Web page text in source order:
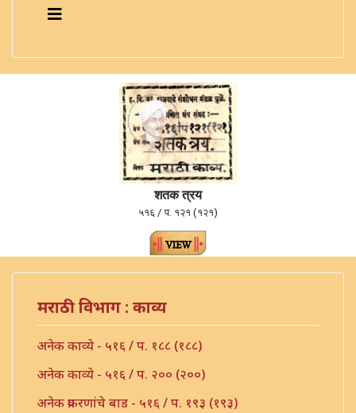
शतक त्रय
५१६ / प. १२१ (१२१)
मराठी विभाग : काव्य
अनेक काव्ये - ५१६ / प. १८८ (१८८)
अनेक काव्ये - ५१६ / प. २०० (२००)
अनेक प्रकरणांचे बाड - ५१६ / प. १९३ (१९३)